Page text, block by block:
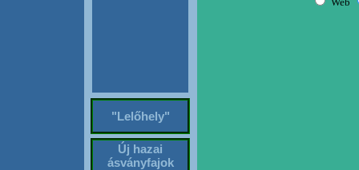
"Lelőhely"
Új hazai
ásványfajok